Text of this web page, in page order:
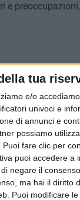
tua
e/o
univoci e
di annunci e
possiamo
fare clic per
puoi accedere
negare il consenso.
ma hai il
Puoi modificare
e